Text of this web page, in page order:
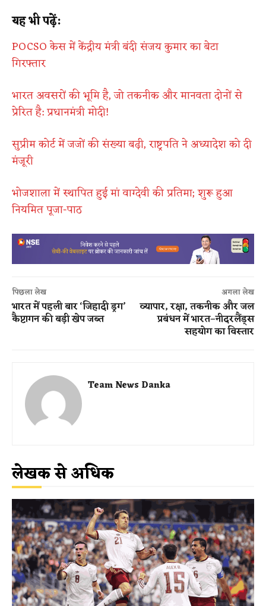
यह भी पढ़ें:
POCSO केस में केंद्रीय मंत्री बंदी संजय कुमार का बेटा
गिरफ्तार
​भारत अवसरों की भूमि है, जो तकनीक और मानवता दोनों से
प्रेरित है: प्रधानमंत्री मोदी!
सुप्रीम कोर्ट में जजों की संख्या बढ़ी, राष्ट्रपति ने अध्यादेश को दी
मंजूरी
भोजशाला में स्थापित हुई मां वाग्देवी की प्रतिमा; शुरू हुआ
नियमित पूजा-पाठ
पिछला लेख
भारत में पहली बार ‘जिहादी ड्रग’
कैप्टागन की बड़ी खेप जब्त
अगला लेख
व्यापार, रक्षा, तकनीक और जल
प्रबंधन में भारत–नीदरलैंड्स
सहयोग का विस्तार
Team News Danka
लेखक से अधिक